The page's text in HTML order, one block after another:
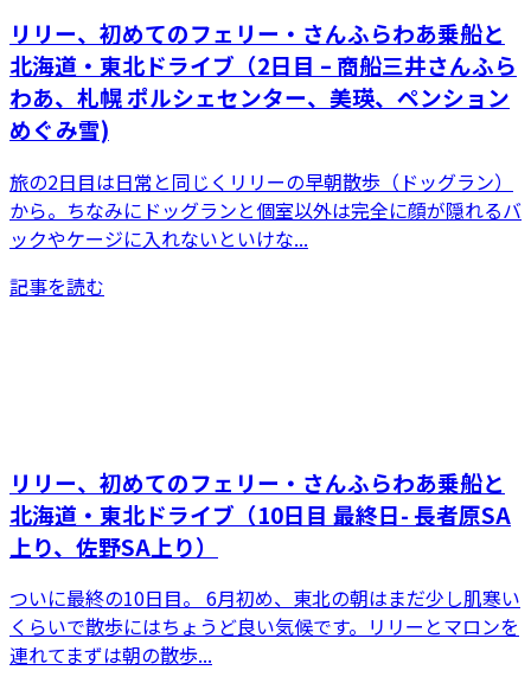
リリー、初めてのフェリー・さんふらわあ乗船と
北海道・東北ドライブ（2日目 – 商船三井さんふら
わあ、札幌 ポルシェセンター、美瑛、ペンション
めぐみ雪)
旅の2日目は日常と同じくリリーの早朝散歩（ドッグラン）
から。ちなみにドッグランと個室以外は完全に顔が隠れるバ
ックやケージに入れないといけな...
記事を読む
リリー、初めてのフェリー・さんふらわあ乗船と
北海道・東北ドライブ（10日目 最終日- 長者原SA
上り、佐野SA上り）
ついに最終の10日目。 6月初め、東北の朝はまだ少し肌寒い
くらいで散歩にはちょうど良い気候です。リリーとマロンを
連れてまずは朝の散歩...